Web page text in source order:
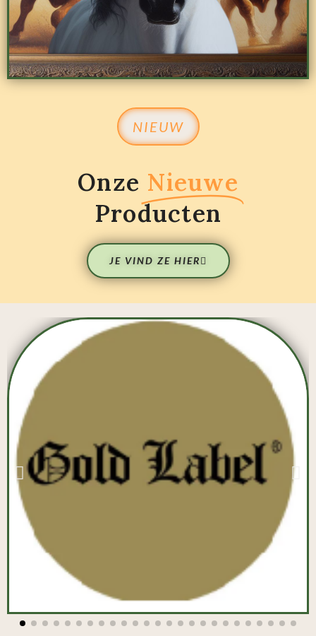
NIEUW
Onze Nieuwe
Producten
JE VIND ZE HIER